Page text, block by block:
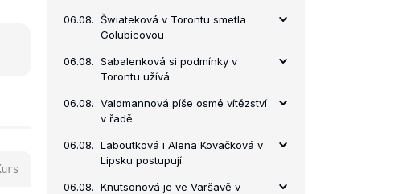
06.08. Šwiateková v Torontu smetla
Golubicovou
06.08. Sabalenková si podmínky v
Torontu užívá
06.08. Valdmannová píše osmé vítězství
v řadě
06.08. Laboutková i Alena Kovačková v
Lipsku postupují
06.08. Knutsonová je ve Varšavě v